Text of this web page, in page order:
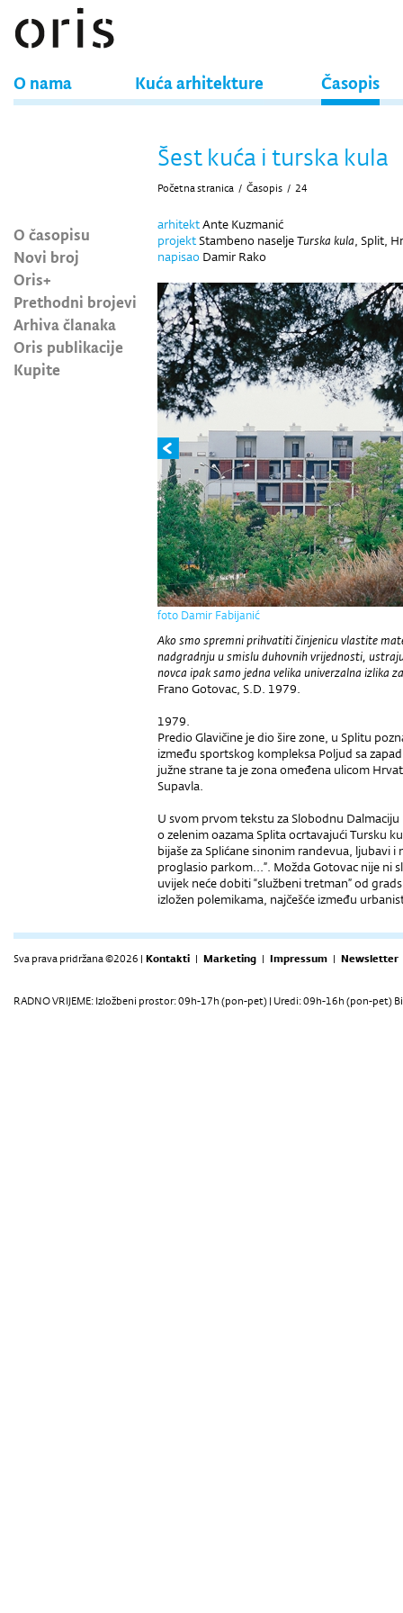
O nama Kuća arhitekture Časopis
O časopisu
Novi broj
Oris+
Prethodni brojevi
Arhiva članaka
Oris publikacije
Kupite
Šest kuća i turska kula
Početna stranica / Časopis / 24
arhitektAnte Kuzmanić
projektStambeno naseljeTurska kula, Split,
napisao Damir Rako
foto Damir Fabijanić
Ako smo spremni prihvatiti činjenicu vlastite
nadgradnju u smislu duhovnih vrijednosti,
novca ipak samo jedna velika univerzalna izlika
Frano Gotovac, S.D. 1979.
1979.
Predio Glavičine je dio šire zone, u Splitu
između sportskog kompleksa Poljud sa
južne strane ta je zona omeđena ulicom
Supavla.
U svom prvom tekstu za Slobodnu
o zelenim oazama Splita ocrtavajući Tursku
bijaše za Splićane sinonim randevua, ljubavi
proglasio parkom...”. Možda Gotovac nije ni
uvijek neće dobiti “službeni tretman” od
izložen polemikama, najčešće između
Sva prava pridržana ©2026 | Kontakti | Marketing | Impressum | Newsletter
RADNO VRIJEME: Izložbeni prostor: 09h-17h (pon-pet) | Uredi: 09h-16h (pon-pet)